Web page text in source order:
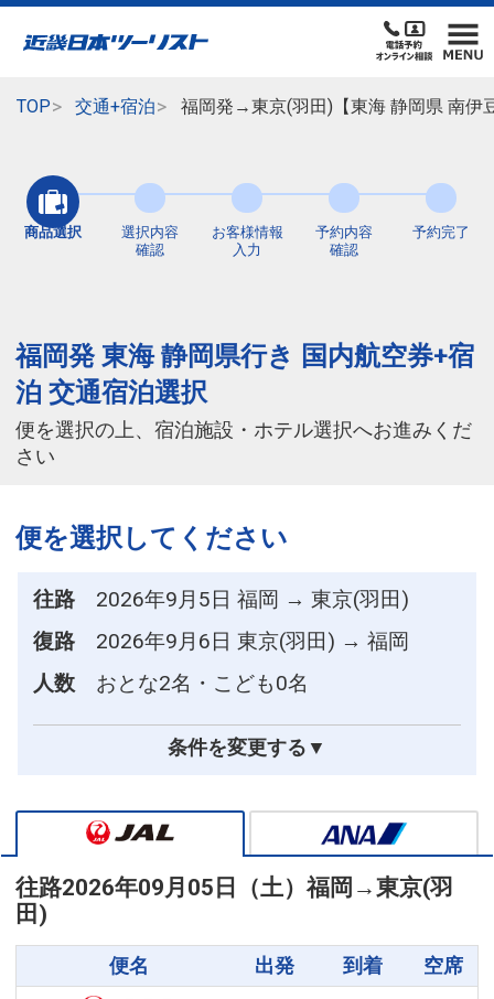
TOP 交通+宿泊 福岡発→東京(羽田)【東海 静岡県 南伊
商品選択
選択内容
確認
お客様情報
入力
予約内容
確認
予約完了
福岡発 東海 静岡県行き 国内航空券+宿
泊 交通宿泊選択
便を選択の上、宿泊施設・ホテル選択へお進みくだ
さい
便を選択してください
往路
2026年9月5日 福岡 → 東京(羽田)
復路
2026年9月6日 東京(羽田) → 福岡
人数
おとな2名・こども0名
条件を変更する▼
往路2026年09月05日（土）福岡 →東京(羽
田)
便名 出発 到着 空席